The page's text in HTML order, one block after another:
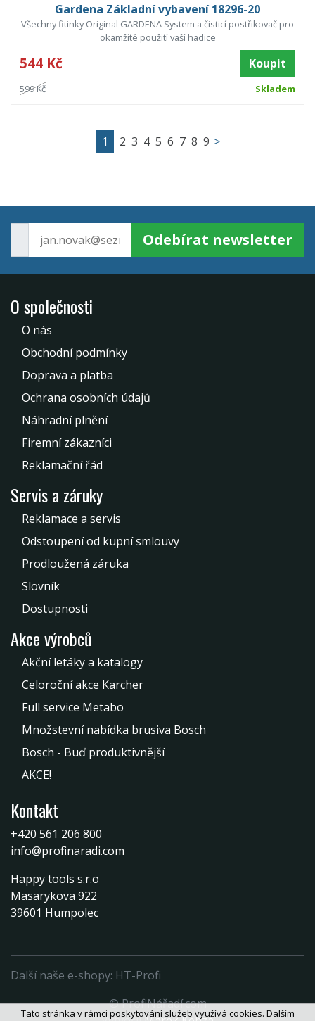
Gardena Základní vybavení 18296-20
Všechny fitinky Original GARDENA System a čisticí postřikovač pro
okamžité použití vaší hadice
544 Kč Koupit
599 Kč Skladem
1 2 3 4 5 6 7 8 9 >
Odebírat newsletter
O společnosti
O nás
Obchodní podmínky
Doprava a platba
Ochrana osobních údajů
Náhradní plnění
Firemní zákazníci
Reklamační řád
Servis a záruky
Reklamace a servis
Odstoupení od kupní smlouvy
Prodloužená záruka
Slovník
Dostupnosti
Akce výrobců
Akční letáky a katalogy
Celoroční akce Karcher
Full service Metabo
Množstevní nabídka brusiva Bosch
Bosch - Buď produktivnější
AKCE!
Kontakt
+420 561 206 800
info@profinaradi.com
Happy tools s.r.o
Masarykova 922
39601 Humpolec
Další naše e-shopy: HT-Profi
© ProfiNářadí.com
Tato stránka v rámci poskytování služeb využívá cookies. Dalším